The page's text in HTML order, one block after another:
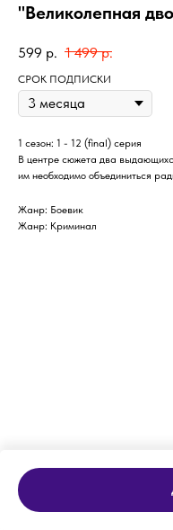
"Великолепная
599 р. 1 499 р.
СРОК ПОДПИСКИ
1 сезон: 1 - 12 (final) серия
В центре сюжета два
им необходимо объединиться
Жанр: Боевик
Жанр: Криминал